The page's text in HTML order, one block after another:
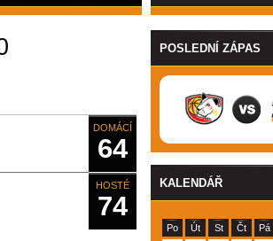
DOMÁCÍ
64
HOSTÉ
74
POSLEDNÍ ZÁPAS
KALENDÁŘ
Po Út St Čt Pá